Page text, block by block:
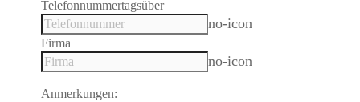
Telefonnummertagsüber
no-icon
Firma
no-icon
Anmerkungen: